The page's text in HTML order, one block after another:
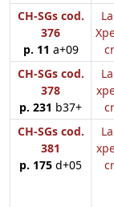
CH-SGs cod.
376
p. 11 a+09
CH-SGs cod.
378
p. 231 b37+
CH-SGs cod.
381
p. 175 d+05